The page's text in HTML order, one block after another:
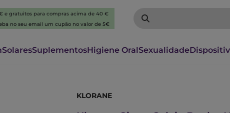
e gratuitos para compras acima de 40 €
no seu email um cupão no valor de 5€
SolaresSuplementosHigiene OralSexualidade
KLORANE